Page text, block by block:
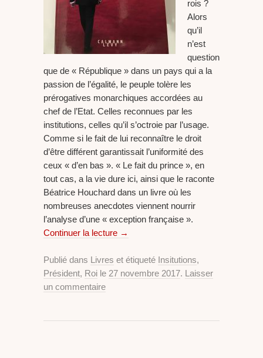
rois ?
Alors
qu’il
n’est
question
que de « République » dans un pays qui a la
passion de l’égalité, le peuple tolère les
prérogatives monarchiques accordées au
chef de l’Etat. Celles reconnues par les
institutions, celles qu’il s’octroie par l’usage.
Comme si le fait de lui reconnaître le droit
d’être différent garantissait l’uniformité des
ceux « d’en bas ». « Le fait du prince », en
tout cas, a la vie dure ici, ainsi que le raconte
Béatrice Houchard dans un livre où les
nombreuses anecdotes viennent nourrir
l’analyse d’une « exception française ».
Continuer la lecture →
Publié dans Livres et étiqueté Insitutions,
Président, Roi le 27 novembre 2017. Laisser
un commentaire